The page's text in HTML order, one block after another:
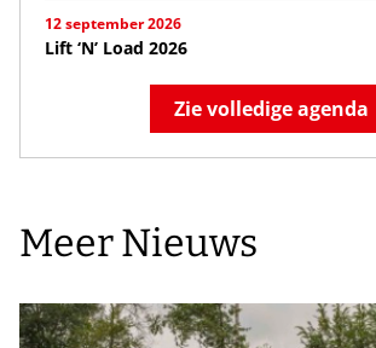
12 september 2026
Lift ‘N’ Load 2026
Zie volledige agenda
Meer Nieuws